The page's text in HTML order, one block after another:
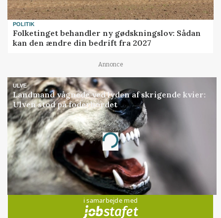
POLITIK
Folketinget behandler ny gødskningslov: Sådan
kan den ændre din bedrift fra 2027
Annonce
ULVE
Landmand vågnede ved lyden af skrigende kvier:
Ulven stod på foderbordet
Annonce
Loading...
Jobs
i samarbejde med